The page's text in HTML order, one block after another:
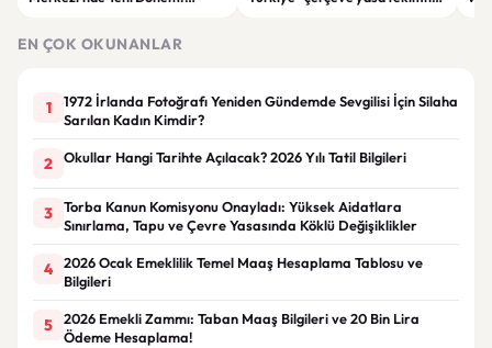
Zaman Tamamlanacak?
EN ÇOK OKUNANLAR
1
1972 İrlanda Fotoğrafı Yeniden Gündemde Sevgilisi İçin Silaha
Sarılan Kadın Kimdir?
2 Okullar Hangi Tarihte Açılacak? 2026 Yılı Tatil Bilgileri
3
Torba Kanun Komisyonu Onayladı: Yüksek Aidatlara
Sınırlama, Tapu ve Çevre Yasasında Köklü Değişiklikler
4
2026 Ocak Emeklilik Temel Maaş Hesaplama Tablosu ve
Bilgileri
5
2026 Emekli Zammı: Taban Maaş Bilgileri ve 20 Bin Lira
Ödeme Hesaplama!